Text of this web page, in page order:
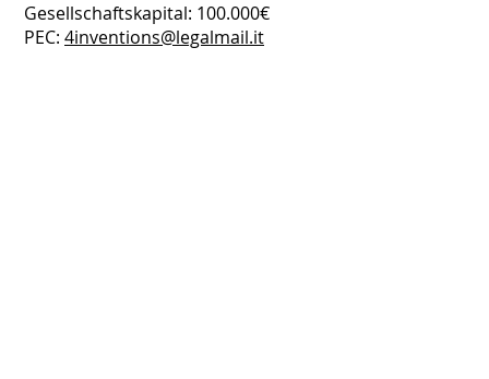
Gesellschaftskapital: 100.000€
PEC: 4inventions@legalmail.it